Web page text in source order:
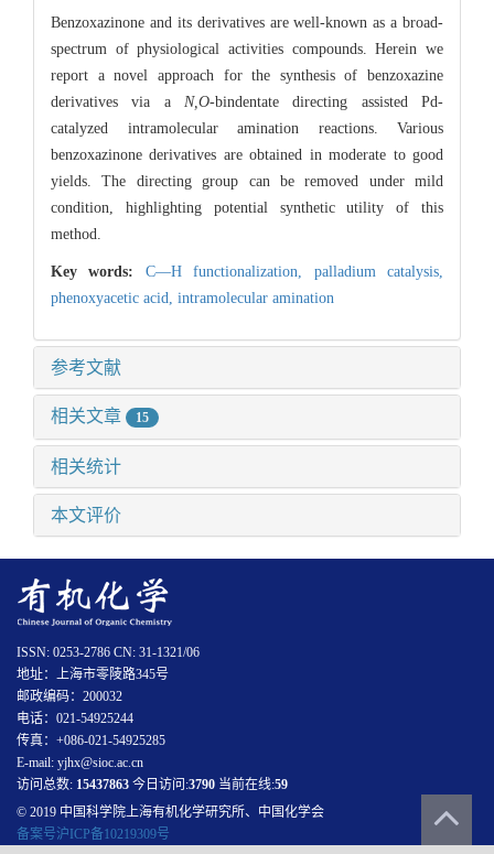
Benzoxazinone and its derivatives are well-known as a broad-
spectrum of physiological activities compounds. Herein we
report a novel approach for the synthesis of benzoxazine
derivatives via a N,O-bindentate directing assisted Pd-
catalyzed intramolecular amination reactions. Various
benzoxazinone derivatives are obtained in moderate to good
yields. The directing group can be removed under mild
condition, highlighting potential synthetic utility of this
method.
Key words: C—H functionalization, palladium catalysis,
phenoxyacetic acid, intramolecular amination
参考文献
相关文章 15
相关统计
本文评价
ISSN: 0253-2786 CN: 31-1321/06
地址：上海市零陵路345号
邮政编码：200032
电话：021-54925244
传真：+086-021-54925285
E-mail: yjhx@sioc.ac.cn
访问总数: 15437863 今日访问:3790 当前在线:59
© 2019 中国科学院上海有机化学研究所、中国化学会
备案号沪ICP备10219309号